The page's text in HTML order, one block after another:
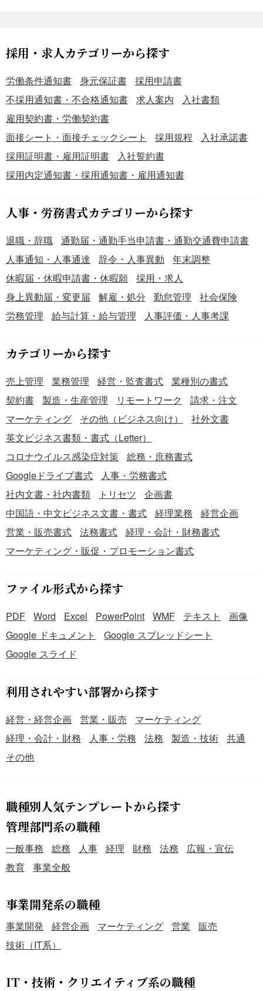
場面で利用します。 ・年の途中で入社した従業員や退職者
が出た場合に、その従業員の控除状況を個別に管理する際
に利用します。 ■利用する目的 ・従業員本人および扶養家
族の人数に基づき、一人ひとりの正確な定額減税可能額を
算出・把握するために利用します。 ・毎月の給与計算で控
除した税額を記録し、控除額の合計と残額を正確に管理す
るために利用します。 ・年末調整や確定申告で必要となる
控除実績の情報を、いつでも確認できるよう整理・保管す
るために利用します。 ■利用するメリット ・従業員ごとに
異なる控除対象者や控除実績を一元管理できるため、担当
漏れを防ぎ、法令に準拠した正確な給与計算と納税事務を
行うことができます。 ・各従業員の控除進捗状況が一目で
分かるため、年末調整時の残額計算などをスムーズに進め
ることが可能です。 こちらは無料でダウンロードできる、
Excelで作成した「定額減税管理表（控除額管理表）」のテ
ンプレートです。従業員ごとの複雑な控除額を正確に記
録・管理し、適切な給与計算を行うために、本テンプレー
トをご活用ください。
採用・求人カテゴリーから探す
労働条件通知書 身元保証書
採用申請書
不採用通知書・不合格通知書
求人案内
入社書類
雇用契約書・労働契約書
面接シート・面接チェックシート
採用規程
入社承諾書
採用証明書・雇用証明書
入社誓約書
採用内定通知書・採用通知書・雇用通知書
人事・労務書式カテゴリーから探す
退職・辞職
通勤届・通勤手当申請書・通勤交通費申請書
人事通知・人事通達
辞令・人事異動
年末調整
休暇届・休暇申請書・休暇願
採用・求人
身上異動届・変更届
解雇・処分 勤怠管理
社会保険
労務管理
給与計算・給与管理 人事評価・人事考課
カテゴリーから探す
売上管理 業務管理 経営・監査書式
業種別の書式
契約書
製造・生産管理 リモートワーク
請求・注文
マーケティング
その他（ビジネス向け）
社外文書
英文ビジネス書類・書式（Letter）
コロナウイルス感染症対策
総務・庶務書式
Googleドライブ書式
人事・労務書式
社内文書・社内書類
トリセツ
企画書
中国語・中文ビジネス文書・書式
経理業務
経営企画
営業・販売書式
法務書式
経理・会計・財務書式
マーケティング・販促・プロモーション書式
ファイル形式から探す
PDF Word Excel PowerPoint WMF テキスト
画像
Google ドキュメント
Google スプレッドシート
Google スライド
利用されやすい部署から探す
経営・経営企画 営業・販売
マーケティング
経理・会計・財務
人事・労務 法務 製造・技術
共通
その他
職種別人気テンプレートから探す
管理部門系の職種
一般事務 総務 人事 経理 財務 法務
広報・宣伝
教育
事業全般
事業開発系の職種
事業開発 経営企画 マーケティング 営業
販売
技術（IT系）
IT・技術・クリエイティブ系の職種